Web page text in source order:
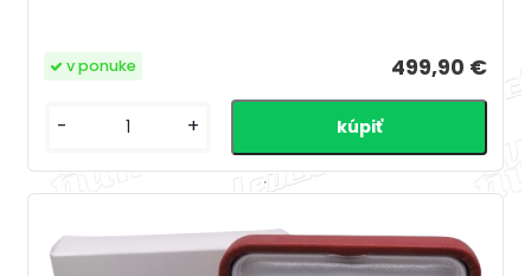
499,90 €
v ponuke
- +